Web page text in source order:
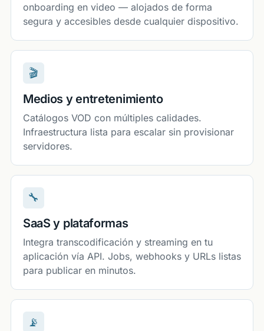
onboarding en video — alojados de forma
segura y accesibles desde cualquier dispositivo.
🎬
Medios y entretenimiento
Catálogos VOD con múltiples calidades.
Infraestructura lista para escalar sin provisionar
servidores.
🔧
SaaS y plataformas
Integra transcodificación y streaming en tu
aplicación vía API. Jobs, webhooks y URLs listas
para publicar en minutos.
📡